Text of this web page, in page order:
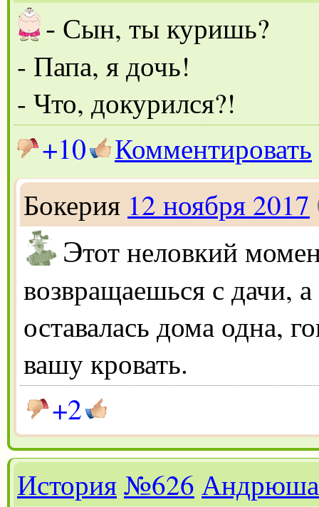
- Сын, ты куришь?
- Папа, я дочь!
- Что, докурился?!
+10 Комментировать
Бокерия 12 ноября 2017
Этот неловкий
возвращаешься с дачи,
оставалась дома одна,
вашу кровать.
+2
История№626 Андрюша